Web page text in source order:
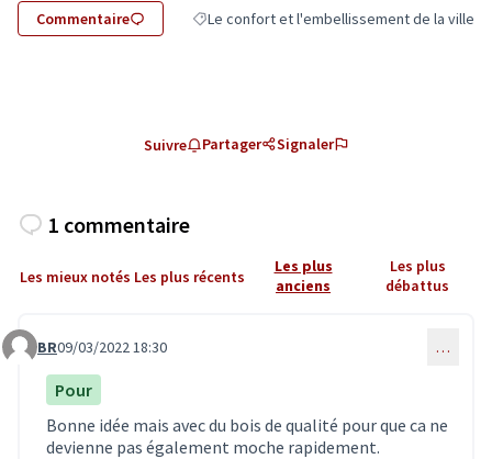
Commentaire Filtrer les résultats de la catégorie : Le
Le confort et l'embellissement de la ville
Suivre Partager Signaler
1 commentaire
Les mieux notés Les plus récents
Les plus
anciens
Les plus
débattus
Commentaire 3555
BR09/03/2022 18:30 …
Pour
Bonne idée mais avec du bois de qualité pour que ca ne
devienne pas également moche rapidement.